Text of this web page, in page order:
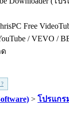
Free
/ VEVO /
> โปรแกร